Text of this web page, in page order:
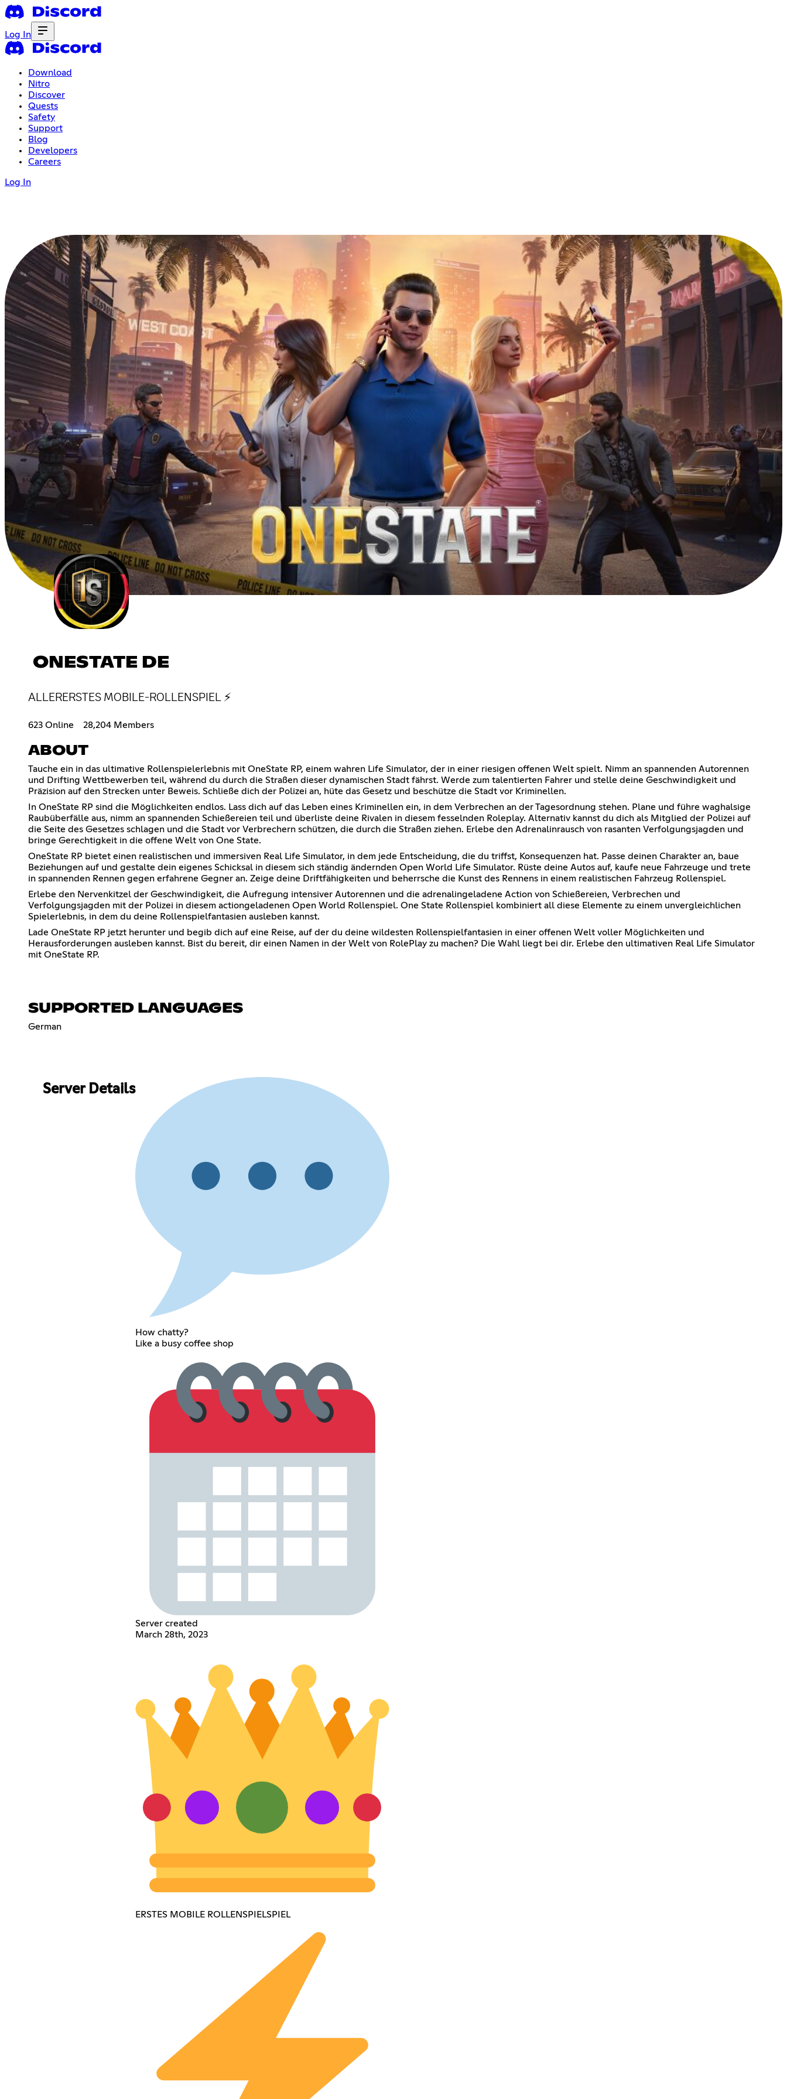
Log In
Download
Nitro
Discover
Quests
Safety
Support
Blog
Developers
Careers
Log In
ONESTATE DE
ALLERERSTES MOBILE-ROLLENSPIEL ⚡
623 Online 28,204 Members
ABOUT
Tauche ein in das ultimative Rollenspielerlebnis mit OneState RP, einem wahren Life Simulator, der in einer riesigen offenen Welt spielt. Nimm an spannenden Autorennen
und Drifting Wettbewerben teil, während du durch die Straßen dieser dynamischen Stadt fährst. Werde zum talentierten Fahrer und stelle deine Geschwindigkeit und
Präzision auf den Strecken unter Beweis. Schließe dich der Polizei an, hüte das Gesetz und beschütze die Stadt vor Kriminellen.
In OneState RP sind die Möglichkeiten endlos. Lass dich auf das Leben eines Kriminellen ein, in dem Verbrechen an der Tagesordnung stehen. Plane und führe waghalsige
Raubüberfälle aus, nimm an spannenden Schießereien teil und überliste deine Rivalen in diesem fesselnden Roleplay. Alternativ kannst du dich als Mitglied der Polizei auf
die Seite des Gesetzes schlagen und die Stadt vor Verbrechern schützen, die durch die Straßen ziehen. Erlebe den Adrenalinrausch von rasanten Verfolgungsjagden und
bringe Gerechtigkeit in die offene Welt von One State.
OneState RP bietet einen realistischen und immersiven Real Life Simulator, in dem jede Entscheidung, die du triffst, Konsequenzen hat. Passe deinen Charakter an, baue
Beziehungen auf und gestalte dein eigenes Schicksal in diesem sich ständig ändernden Open World Life Simulator. Rüste deine Autos auf, kaufe neue Fahrzeuge und trete
in spannenden Rennen gegen erfahrene Gegner an. Zeige deine Driftfähigkeiten und beherrsche die Kunst des Rennens in einem realistischen Fahrzeug Rollenspiel.
Erlebe den Nervenkitzel der Geschwindigkeit, die Aufregung intensiver Autorennen und die adrenalingeladene Action von Schießereien, Verbrechen und
Verfolgungsjagden mit der Polizei in diesem actiongeladenen Open World Rollenspiel. One State Rollenspiel kombiniert all diese Elemente zu einem unvergleichlichen
Spielerlebnis, in dem du deine Rollenspielfantasien ausleben kannst.
Lade OneState RP jetzt herunter und begib dich auf eine Reise, auf der du deine wildesten Rollenspielfantasien in einer offenen Welt voller Möglichkeiten und
Herausforderungen ausleben kannst. Bist du bereit, dir einen Namen in der Welt von RolePlay zu machen? Die Wahl liegt bei dir. Erlebe den ultimativen Real Life Simulator
mit OneState RP.
SUPPORTED LANGUAGES
German
Server Details
How chatty?
Like a busy coffee shop
Server created
March 28th, 2023
ERSTES MOBILE ROLLENSPIELSPIEL